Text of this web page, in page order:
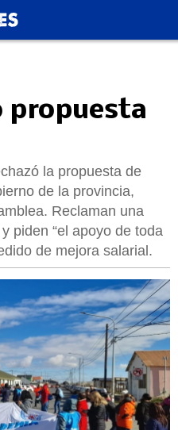
propuesta
la propuesta de
de la provincia,
Reclaman una
piden “el apoyo de toda
de mejora salarial.